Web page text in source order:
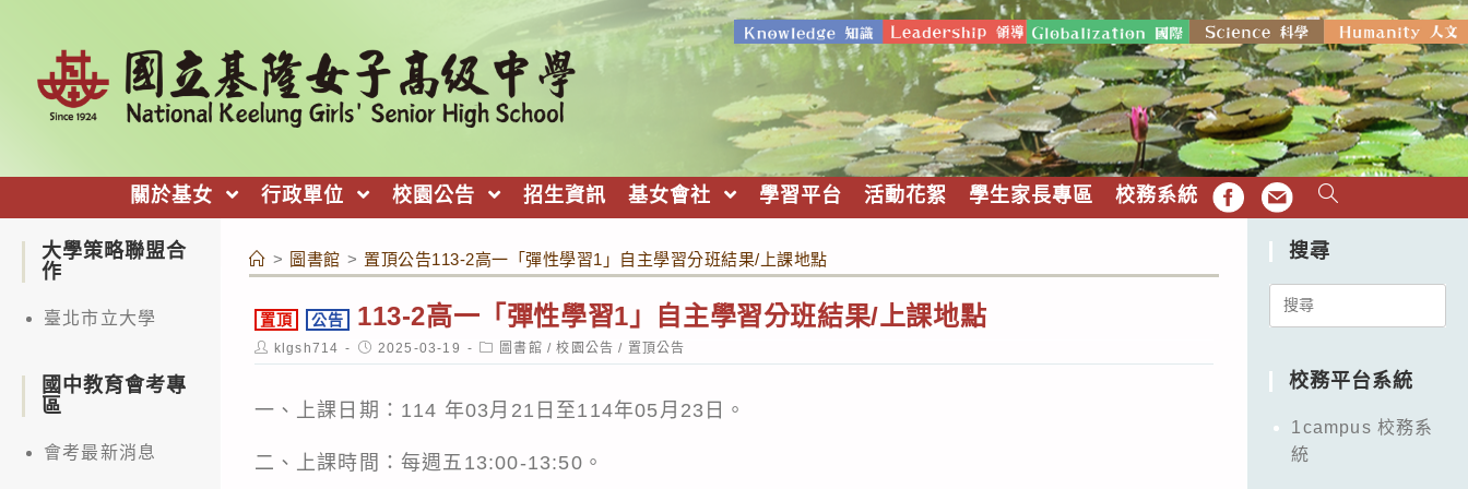
關於基女 行政單位 校園公告 招生資訊 基女會社 學習平台 活動花絮 學生家長專區 校務系統 FB EMAIL
> 圖書館 > 置頂公告113-2高一「彈性學習1」自主學習分班結果/上課地點
置頂 公告 113-2高一「彈性學習1」自主學習分班結果/上課地點
Post
author:
klgsh714
Post
published:
2025-03-19
Post
category:
圖書館 / 校園公告 / 置頂公告
一、上課日期：114 年03月21日至114年05月23日。
二、上課時間：每週五13:00-13:50。
大學策略聯盟合
作
臺北市立大學
國中教育會考專
區
會考最新消息
搜尋
Search
校務平台系統
1campus 校務系
統